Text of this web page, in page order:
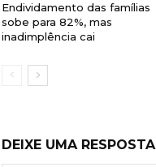
Endividamento das famílias
sobe para 82%, mas
inadimplência cai
DEIXE UMA RESPOSTA